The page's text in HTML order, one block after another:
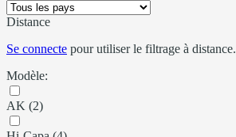
Distance
Se connecte pour utiliser le filtrage à distance.
Modèle:
AK (2)